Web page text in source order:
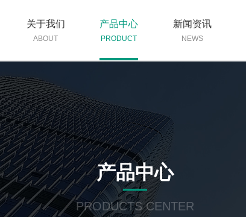
关于我们
ABOUT
产品中心
PRODUCT
新闻资讯
NEWS
产品中心
PRODUCTS CENTER